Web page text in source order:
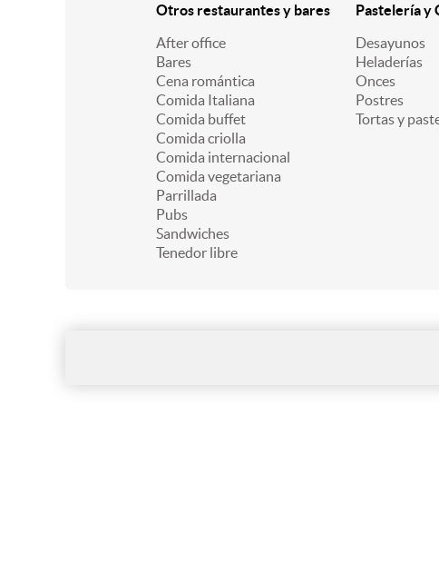
Otros restaurantes y bares
After office
Bares
Cena romántica
Comida Italiana
Comida buffet
Comida criolla
Comida internacional
Comida vegetariana
Parrillada
Pubs
Sandwiches
Tenedor libre
Pastelería y
Desayunos
Heladerías
Onces
Postres
Tortas y